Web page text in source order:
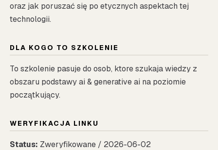
oraz jak poruszać się po etycznych aspektach tej
technologii.
DLA KOGO TO SZKOLENIE
To szkolenie pasuje do osob, ktore szukaja wiedzy z
obszaru podstawy ai & generative ai na poziomie
początkujący.
WERYFIKACJA LINKU
Status: Zweryfikowane / 2026-06-02